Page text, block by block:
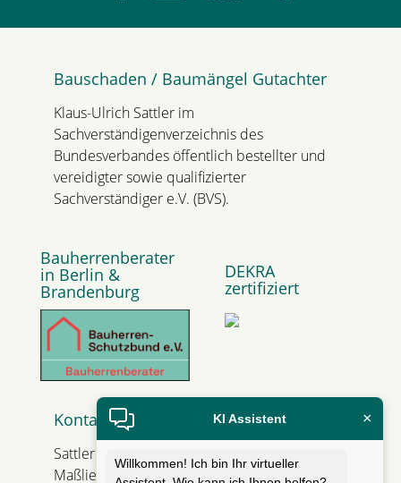
Bauschaden / Baumängel Gutachter
Klaus-Ulrich Sattler im
Sachverständigenverzeichnis des
Bundesverbandes öffentlich bestellter und
vereidigter sowie qualifizierter
Sachverständiger e.V. (BVS).
Bauherrenberater
in Berlin &
Brandenburg
DEKRA
zertifiziert
Kontakt
Sattler Bausachverständiger
Maßliebweg 1
KI Assistent ×
Willkommen! Ich bin Ihr virtueller